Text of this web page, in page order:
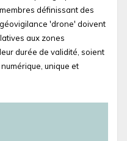
définissant des
'drone' doivent
aux zones
durée de validité, soient
unique et